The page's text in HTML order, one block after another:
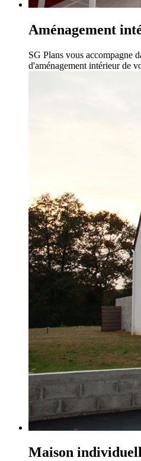
Aménagement
SG Plans vous accompagne
d'aménagement intérieur de
Maison